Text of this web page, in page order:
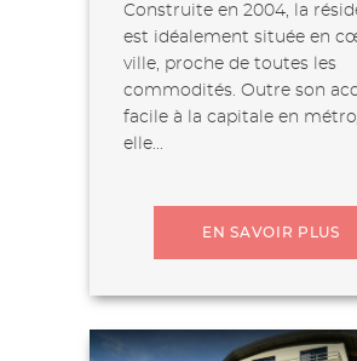
Construite en 2004, la
est idéalement située en
ville, proche de toutes les
commodités. Outre son
facile à la capitale en métro/
elle...
EN SAVOIR PLUS